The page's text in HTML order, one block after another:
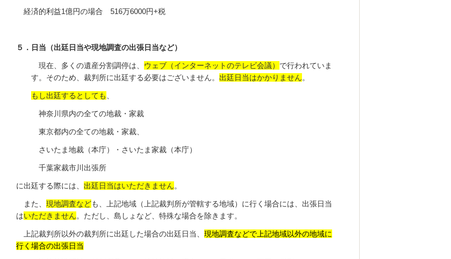
経済的利益1億円の場合 516万6000円+税
５．日当（出廷日当や現地調査の出張日当など）
現在、多くの遺産分割調停は、 ウェブ（インターネットのテレビ会議） で行われていま
す。そのため、裁判所に出廷する必要はございません。 出廷日当はかかりません。
もし出廷するとしても
神奈川県内の全ての地裁・家裁
東京都内の全ての地裁・家裁、
さいたま地裁（本庁）・さいたま家裁（本庁）
千葉家裁市川出張所
に出廷する際には、 出廷日当はいただきません。
また、 現地調査なども、上記地域（上記裁判所が管轄する地域）に行く場合には、出張日当
はいただきません。ただし、島しょなど、特殊な場合を除きます。
上記裁判所以外の裁判所に出廷した場合の出廷日当、 現地調査などで上記地域以外の地域に
行く場合の出張日当